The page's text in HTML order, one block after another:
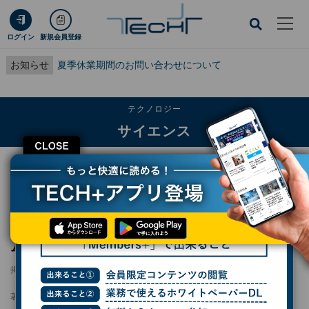
ログイン 新規会員登録
お知らせ 夏季休業期間のお問い合わせについて
CLOSE
テクノロジー
サイエンス
TECH+ テクノロジー
サイエンス
福島第一原発事故による高濃度放射性セシウム含有微粒子の拡散を定量的に解明
福島第一原発事故による高濃度放射性セシウ
ム含有微粒子の拡散を定量的に解明
掲載日 2026/06/11 09:49
著者： 波留久泉